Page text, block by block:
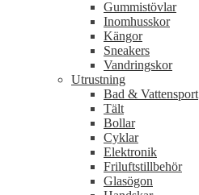
Gummistövlar
Inomhusskor
Kängor
Sneakers
Vandringskor
Utrustning
Bad & Vattensport
Tält
Bollar
Cyklar
Elektronik
Friluftstillbehör
Glasögon